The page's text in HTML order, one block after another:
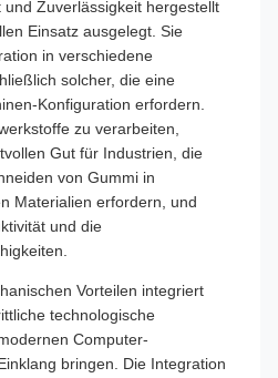
Zuverlässigkeit hergestellt
Einsatz ausgelegt. Sie
in verschiedene
solcher, die eine
Konfiguration erfordern.
zu verarbeiten,
Gut für Industrien, die
von Gummi in
Materialien erfordern, und
und die
Vorteilen integriert
technologische
Computer-
bringen. Die Integration